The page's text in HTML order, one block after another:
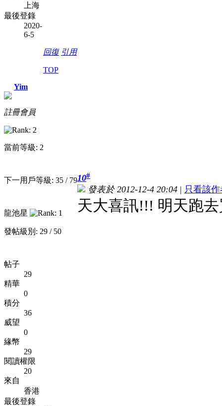
上海
最後登錄
2020-
6-5
回復 引用
TOP
Yim
註冊會員
當前等級: 2
下一用戶等級: 35 / 79
龍池星
發帖級別: 29 / 50
帖子
29
精華
0
積分
36
威望
0
緣幣
29
閱讀權限
20
來自
香港
最後登錄
10#
發表於 2012-12-4 20:04 | 只看該作
天大喜訊!!! 明天跑